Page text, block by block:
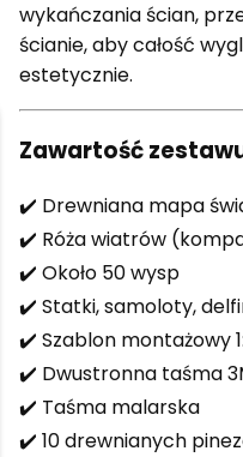
wykańczania ścian,
ścianie, aby całość
estetycznie.
Zawartość
✔️ Drewniana mapa
✔️ Róża wiatrów
✔️ Około 50 wysp
✔️ Statki, samoloty,
✔️ Szablon montażowy
✔️ Dwustronna taśma
✔️ Taśma malarska
✔️ 10 drewnianych